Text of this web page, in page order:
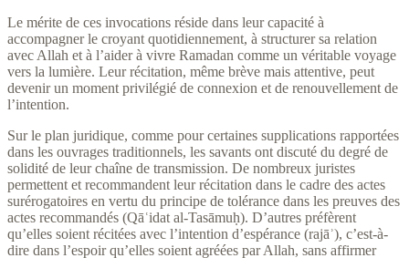
Le mérite de ces invocations réside dans leur capacité à
accompagner le croyant quotidiennement, à structurer sa relation
avec Allah et à l’aider à vivre Ramadan comme un véritable voyage
vers la lumière. Leur récitation, même brève mais attentive, peut
devenir un moment privilégié de connexion et de renouvellement de
l’intention.
Sur le plan juridique, comme pour certaines supplications rapportées
dans les ouvrages traditionnels, les savants ont discuté du degré de
solidité de leur chaîne de transmission. De nombreux juristes
permettent et recommandent leur récitation dans le cadre des actes
surérogatoires en vertu du principe de tolérance dans les preuves des
actes recommandés (Qāʿidat al-Tasāmuḥ). D’autres préfèrent
qu’elles soient récitées avec l’intention d’espérance (rajāʾ), c’est-à-
dire dans l’espoir qu’elles soient agréées par Allah, sans affirmer